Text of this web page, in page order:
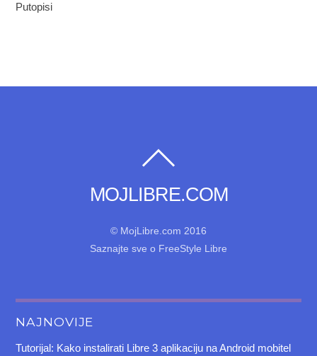
Putopisi
MOJLIBRE.COM
© MojLibre.com 2016
Saznajte sve o FreeStyle Libre
NAJNOVIJE
Tutorijal: Kako instalirati Libre 3 aplikaciju na Android mobitel